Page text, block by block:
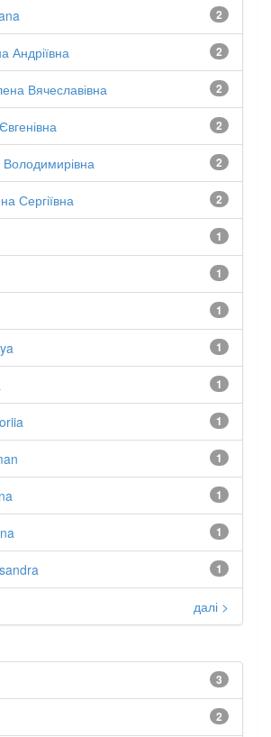
2
2
Андріївна
2
Вячеславівна
2
2
2
Сергіївна
1
1
1
1
1
1
1
1
1
1
далі >
3
2